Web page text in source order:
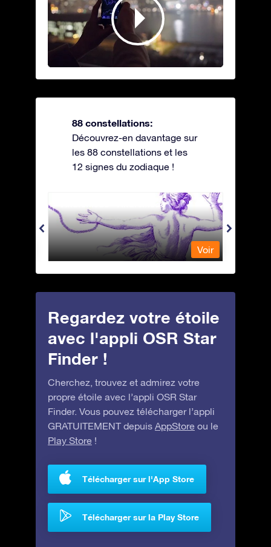
88 constellations:
Découvrez-en davantage sur
les 88 constellations et les
12 signes du zodiaque !
Andromeda - Andromède
Voir
Regardez votre étoile
avec l'appli OSR Star
Finder !
Cherchez, trouvez et admirez votre
propre étoile avec l’appli OSR Star
Finder. Vous pouvez télécharger l’appli
GRATUITEMENT depuis AppStore ou le
Play Store !
Télécharger sur l'App Store
Télécharger sur la Play Store